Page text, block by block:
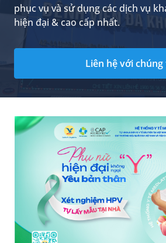
phục vụ và sử dụng các dịch vụ
hiện đại & cao cấp nhất.
Liên hệ với chúng